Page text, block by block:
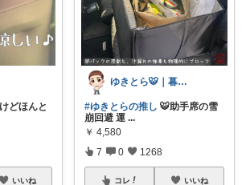
どほんと
いいね
ゆきとら🐯｜暮らしをラクにしたいパパ
#ゆきとらの推し 🐯助手席の雪
崩回避 運 ...
￥ 4,580
7 0 1268
コレ いいね